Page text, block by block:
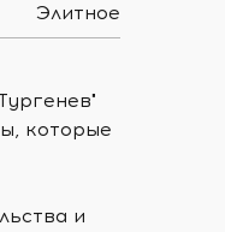
Элитное
которые
и